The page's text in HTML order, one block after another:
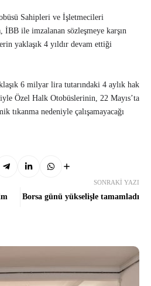
Sahipleri ve İşletmecileri
İBB ile imzalanan sözleşmeye karşın
yaklaşık 4 yıldır devam ettiği
6 milyar lira tutarındaki 4 aylık hak
Özel Halk Otobüslerinin, 22 Mayıs’ta
tıkanma nedeniyle çalışamayacağı
SONRAKI YAZI
Borsa günü yükselişle tamamladı